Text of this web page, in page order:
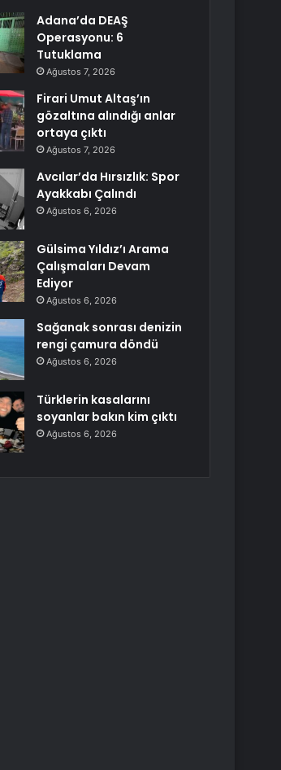
Adana’da DEAŞ
Operasyonu: 6
Tutuklama
Ağustos 7, 2026
Firari Umut Altaş’ın
gözaltına alındığı anlar
ortaya çıktı
Ağustos 7, 2026
Avcılar’da Hırsızlık: Spor
Ayakkabı Çalındı
Ağustos 6, 2026
Gülsima Yıldız’ı Arama
Çalışmaları Devam
Ediyor
Ağustos 6, 2026
Sağanak sonrası denizin
rengi çamura döndü
Ağustos 6, 2026
Türklerin kasalarını
soyanlar bakın kim çıktı
Ağustos 6, 2026